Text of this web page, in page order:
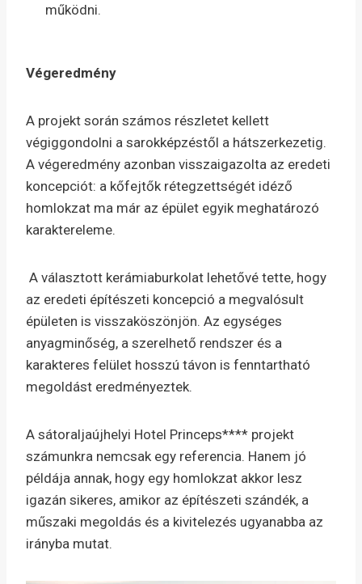
működni.
Végeredmény
A projekt során számos részletet kellett
végiggondolni a sarokképzéstől a hátszerkezetig.
A végeredmény azonban visszaigazolta az eredeti
koncepciót: a kőfejtők rétegzettségét idéző
homlokzat ma már az épület egyik meghatározó
karaktereleme.
A választott kerámiaburkolat lehetővé tette, hogy
az eredeti építészeti koncepció a megvalósult
épületen is visszaköszönjön. Az egységes
anyagminőség, a szerelhető rendszer és a
karakteres felület hosszú távon is fenntartható
megoldást eredményeztek.
A sátoraljaújhelyi Hotel Princeps**** projekt
számunkra nemcsak egy referencia. Hanem jó
példája annak, hogy egy homlokzat akkor lesz
igazán sikeres, amikor az építészeti szándék, a
műszaki megoldás és a kivitelezés ugyanabba az
irányba mutat.